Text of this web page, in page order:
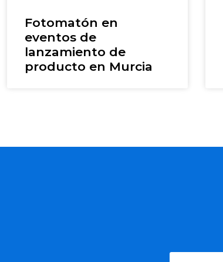
Fotomatón en
eventos de
lanzamiento de
producto en Murcia